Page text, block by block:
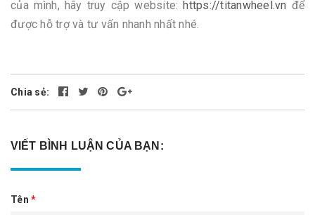
của mình, hãy truy cập website:https://titanwheel.vn để
được hỗ trợ và tư vấn nhanh nhất nhé.
Chia sẻ:
VIẾT BÌNH LUẬN CỦA BẠN:
Tên *